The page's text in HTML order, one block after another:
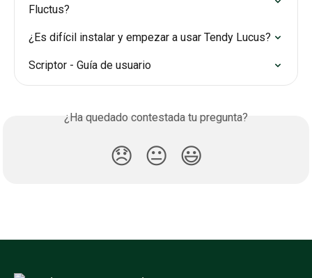
Fluctus?
¿Es difícil instalar y empezar a usar Tendy Lucus?
Scriptor - Guía de usuario
¿Ha quedado contestada tu pregunta?
😞 😐 😃